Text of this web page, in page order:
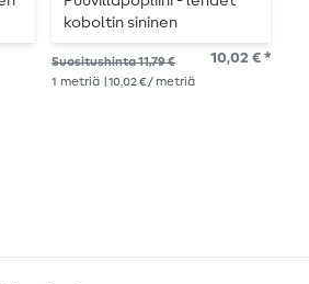
koboltin sininen
Suositushinta 11,79 € 10,02 € *
1 metriä | 10,02 € / metriä